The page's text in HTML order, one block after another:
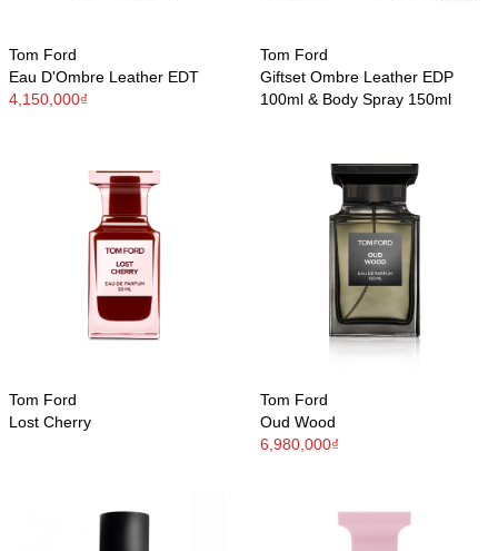
Tom Ford
Eau D'Ombre Leather EDT
4,150,000₫
Tom Ford
Giftset Ombre Leather EDP
100ml & Body Spray 150ml
Tom Ford
Lost Cherry
Tom Ford
Oud Wood
6,980,000₫